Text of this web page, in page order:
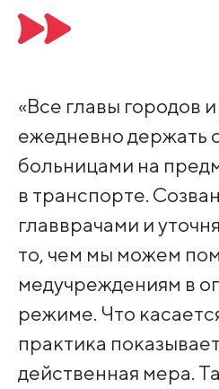
«Все главы городов
ежедневно держать
больницами на
в транспорте.
главврачами и
то, чем мы можем
медучреждениям в
режиме. Что
практика
действенная мера.